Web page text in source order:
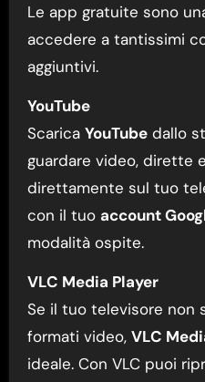
Le app gratuite sono
accedere a tantissimi
aggiuntivi.
YouTube
Scarica YouTubedallo
guardare video, dirette
direttamente sul tuo
con il tuo account
modalità ospite.
VLC Media Player
Se il tuo televisore non
formati video, VLC
ideale. Con VLC puoi